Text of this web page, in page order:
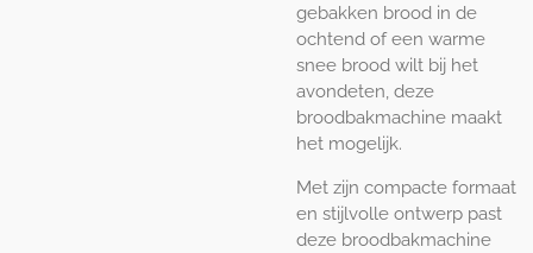
gebakken brood in de
ochtend of een warme
snee brood wilt bij het
avondeten, deze
broodbakmachine maakt
het mogelijk.
Met zijn compacte formaat
en stijlvolle ontwerp past
deze broodbakmachine